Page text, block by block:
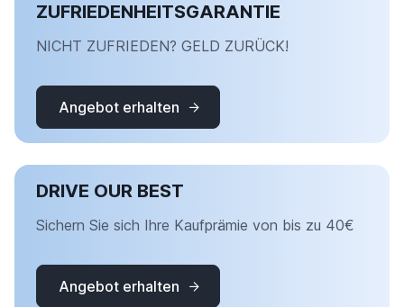
ZUFRIEDENHEITSGARANTIE
NICHT ZUFRIEDEN? GELD ZURÜCK!
Angebot erhalten
DRIVE OUR BEST
Sichern Sie sich Ihre Kaufprämie von bis zu 40€
Angebot erhalten